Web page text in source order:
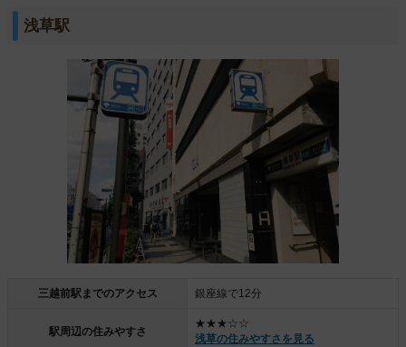
浅草駅
三越前駅までのアクセス 銀座線で12分
駅周辺の住みやすさ
★★★☆☆
浅草の住みやすさを見る